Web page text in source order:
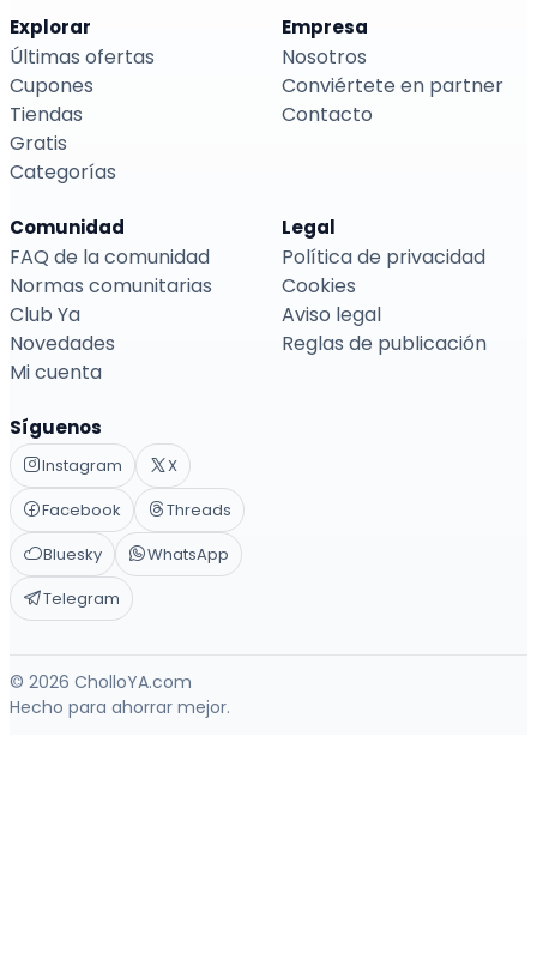
Explorar
Últimas ofertas
Cupones
Tiendas
Gratis
Categorías
Empresa
Nosotros
Conviértete en partner
Contacto
Comunidad
FAQ de la comunidad
Normas comunitarias
Club Ya
Novedades
Mi cuenta
Legal
Política de privacidad
Cookies
Aviso legal
Reglas de publicación
Síguenos
Instagram
X
Facebook
Threads
Bluesky
WhatsApp
Telegram
© 2026 CholloYA.com
Hecho para ahorrar mejor.